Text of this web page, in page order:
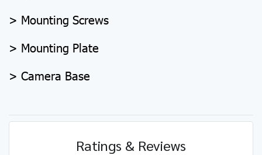
> Mounting Screws
> Mounting Plate
> Camera Base
Ratings & Reviews